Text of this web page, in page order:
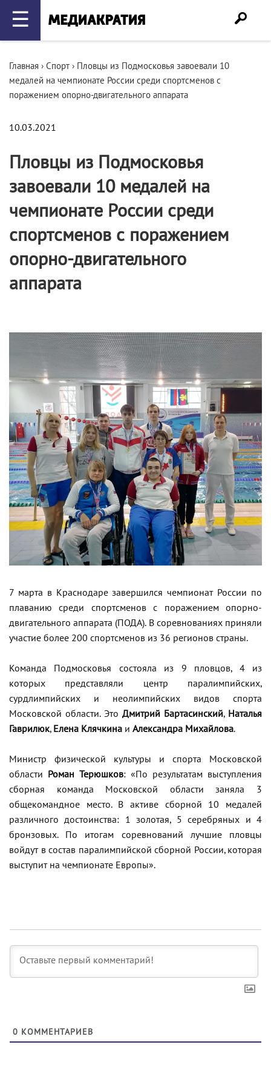
☰
Главная › Спорт › Пловцы из Подмосковья завоевали 10
медалей на чемпионате России среди спортсменов с
поражением опорно-двигательного аппарата
10.03.2021
Пловцы из Подмосковья
завоевали 10 медалей на
чемпионате России среди
спортсменов с поражением
опорно-двигательного
аппарата
7 марта в Краснодаре завершился чемпионат России по
плаванию среди спортсменов с поражением опорно-
двигательного аппарата (ПОДА). В соревнованиях приняли
участие более 200 спортсменов из 36 регионов страны.
Команда Подмосковья состояла из 9 пловцов, 4 из
которых представляли центр паралимпийских,
сурдлимпийских и неолимпийских видов спорта
Московской области. Это Дмитрий Бартасинский, Наталья
Гаврилюк, Елена Клячкина и Александра Михайлова.
Министр физической культуры и спорта Московской
области
Роман Терюшков: «По результатам выступления
сборная команда Московской области заняла 3
общекомандное место. В активе сборной 10 медалей
различного достоинства: 1 золотая, 5 серебряных и 4
бронзовых. По итогам соревнований лучшие пловцы
войдут в состав паралимпийской сборной России, которая
выступит на чемпионате Европы».
0 КОММЕНТАРИЕВ